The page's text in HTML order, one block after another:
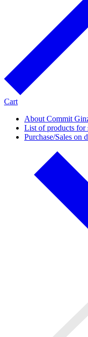
Cart
About Commit
List of products for
Purchase/Sales on